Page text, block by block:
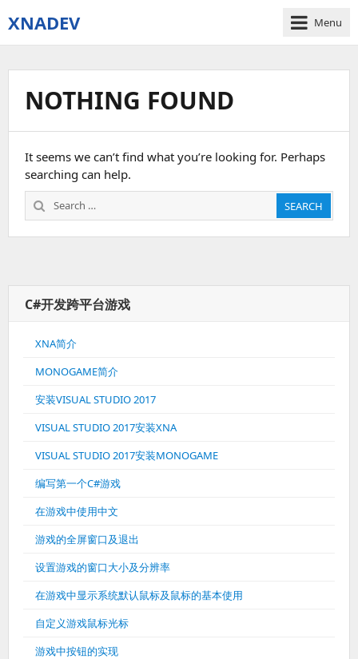
XNADEV Menu
NOTHING FOUND
It seems we can’t find what you’re looking for. Perhaps
searching can help.
Search
for:
SEARCH
C#开发跨平台游戏
XNA简介
MONOGAME简介
安装VISUAL STUDIO 2017
VISUAL STUDIO 2017安装XNA
VISUAL STUDIO 2017安装MONOGAME
编写第一个C#游戏
在游戏中使用中文
游戏的全屏窗口及退出
设置游戏的窗口大小及分辨率
在游戏中显示系统默认鼠标及鼠标的基本使用
自定义游戏鼠标光标
游戏中按钮的实现